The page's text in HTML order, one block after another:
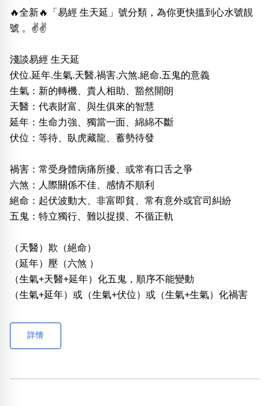
🔥全新🔥「易經 生天延」號分類，為你更快搵到心水號靚
號 。✌️✌️
淺談易經 生天延
伏位.延年.生氣.天醫.禍害.六煞.絕命.五鬼的意義
生氣：新的轉機、貴人相助、豁然開朗
天醫：代表財富、與生俱來的智慧
延年：生命力強、獨當一面、綿綿不斷
伏位：等待、臥虎藏龍、蓄勢待發
禍害：常受身體病痛所擾、或常有口舌之爭
六煞：人際關係不佳、感情不順利
絕命：起伏波動大、非富即貧、常有意外或官司糾紛
五鬼：特立獨行、難以捉摸、不循正軌
（天醫）欺（絕命）
（延年）壓（六煞 ）
（生氣+天醫+延年）化五鬼，順序不能變動
（生氣+延年）或（生氣+伏位）或（生氣+生氣）化禍害
詳情